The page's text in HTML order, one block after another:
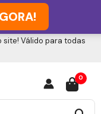
site! Válido para todas
0